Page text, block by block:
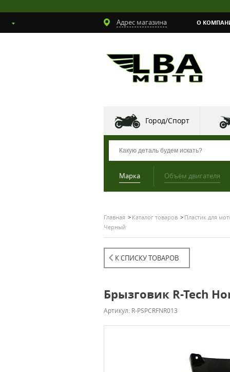
Адрес магазина О
Город/Спорт
Марка Объём двигателя
Главная Каталог товаров Пластик для
Черный
К СПИСКУ ТОВАРОВ
Брызговик R-Tech
Артикул: R-PSPCRFNR013